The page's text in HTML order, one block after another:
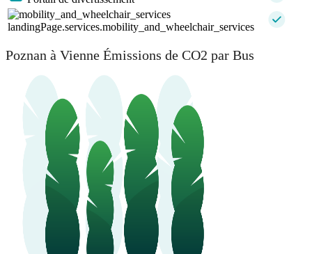
landingPage.services.mobility_and_wheelchair_services
Poznan à Vienne Émissions de CO2 par Bus